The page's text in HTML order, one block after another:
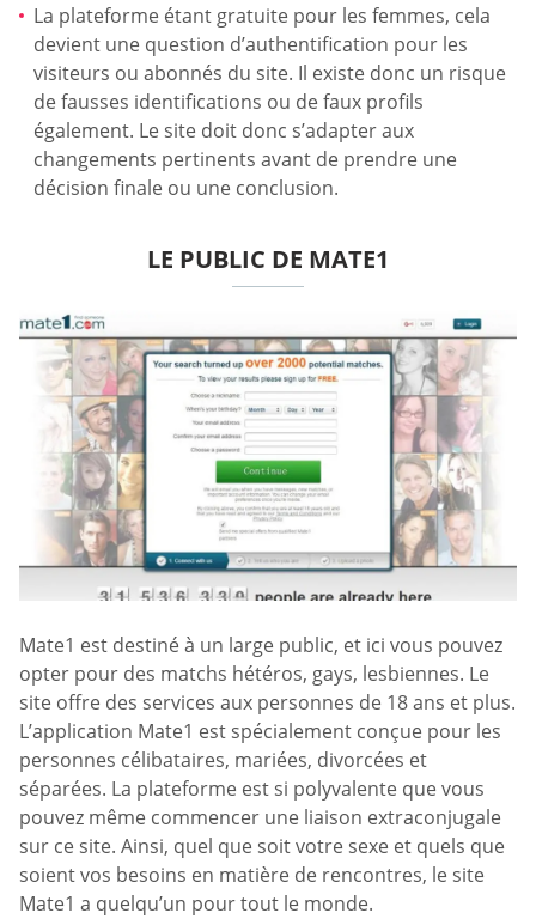
La plateforme étant gratuite pour les femmes, cela
devient une question d’authentification pour les
visiteurs ou abonnés du site. Il existe donc un risque
de fausses identifications ou de faux profils
également. Le site doit donc s’adapter aux
changements pertinents avant de prendre une
décision finale ou une conclusion.
LE PUBLIC DE MATE1
Mate1 est destiné à un large public, et ici vous pouvez
opter pour des matchs hétéros, gays, lesbiennes. Le
site offre des services aux personnes de 18 ans et plus.
L’application Mate1 est spécialement conçue pour les
personnes célibataires, mariées, divorcées et
séparées. La plateforme est si polyvalente que vous
pouvez même commencer une liaison extraconjugale
sur ce site. Ainsi, quel que soit votre sexe et quels que
soient vos besoins en matière de rencontres, le site
Mate1 a quelqu’un pour tout le monde.